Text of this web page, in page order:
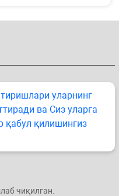
уларнинг
ва Сиз уларга
қабул қилишингиз
чиқилган.